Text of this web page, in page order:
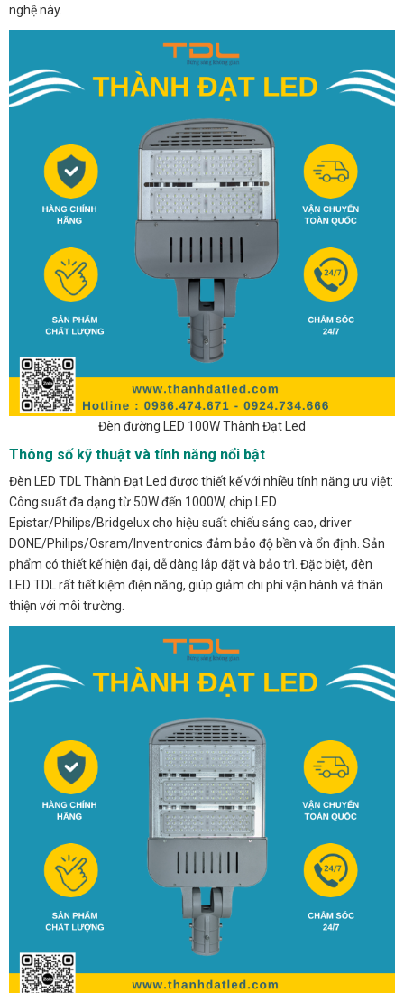
nghệ này.
Đèn đường LED 100W Thành Đạt Led
Thông số kỹ thuật và tính năng nổi bật
Đèn LED TDL Thành Đạt Led được thiết kế với nhiều tính năng ưu việt:
Công suất đa dạng từ 50W đến 1000W, chip LED
Epistar/Philips/Bridgelux cho hiệu suất chiếu sáng cao, driver
DONE/Philips/Osram/Inventronics đảm bảo độ bền và ổn định. Sản
phẩm có thiết kế hiện đại, dễ dàng lắp đặt và bảo trì. Đặc biệt, đèn
LED TDL rất tiết kiệm điện năng, giúp giảm chi phí vận hành và thân
thiện với môi trường.